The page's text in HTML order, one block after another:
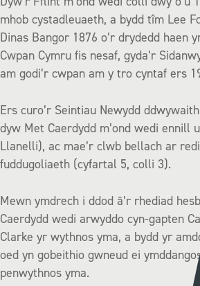
mhob cystadleuaeth, a bydd tîm Lee
Dinas Bangor 1876 o’r drydedd haen
Cwpan Cymru fis nesaf, gyda’r
am godi’r cwpan am y tro cyntaf ers
Ers curo’r Seintiau Newydd ddwywaith
dyw Met Caerdydd m’ond wedi ennill
Llanelli), ac mae’r clwb bellach ar
fuddugoliaeth (cyfartal 5, colli 3).
Mewn ymdrech i ddod â’r rhediad
Caerdydd wedi arwyddo cyn-gapten
Clarke yr wythnos yma, a bydd yr
oed yn gobeithio gwneud ei
penwythnos yma.